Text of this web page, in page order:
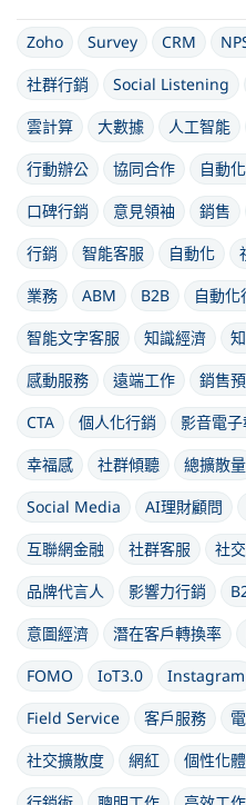
Zoho Survey CRM
社群行銷
Social Listening
雲計算
大數據 人工智能
行動辦公
協同合作 自動
口碑行銷
意見領袖 銷售
行銷
智能客服 自動化
業務
ABM B2B 自動化
智能文字客服
知識經濟
感動服務
遠端工作 銷售
CTA
個人化行銷 影音電子
幸福感
社群傾聽 總擴散量
Social Media
AI理財顧問
互聯網金融
社群客服 社
品牌代言人
影響力行銷
意圖經濟
潛在客戶轉換率
FOMO
IoT3.0 Instagram
Field Service
客戶服務
社交擴散度
網紅 個性化